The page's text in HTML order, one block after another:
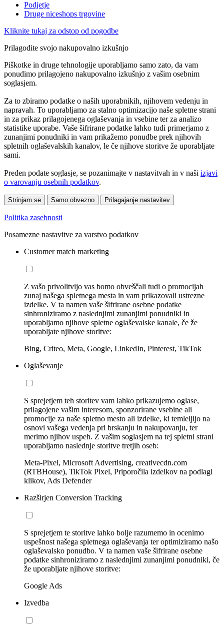
Podjetje
Druge niceshops trgovine
Kliknite tukaj za odstop od pogodbe
Prilagodite svojo nakupovalno izkušnjo
Piškotke in druge tehnologije uporabljamo samo zato, da vam
ponudimo prilagojeno nakupovalno izkušnjo z vašim osebnim
soglasjem.
Za to zbiramo podatke o naših uporabnikih, njihovem vedenju in
napravah. To uporabljamo za stalno optimizacijo naše spletne strani
in za prikaz prilagojenega oglaševanja in vsebine ter za analizo
statistike uporabe. Vaše šifrirane podatke lahko tudi primerjamo z
zunanjimi ponudniki in vam prikažemo ponudbe prek njihovih
spletnih oglaševalskih kanalov, le če njihove storitve že uporabljate
sami.
Preden podate soglasje, se pozanimajte v nastavitvah in v naši izjavi
o varovanju osebnih podatkov.
Strinjam se Samo obvezno Prilagajanje nastavitev
Politika zasebnosti
Posamezne nastavitve za varstvo podatkov
Customer match marketing
Z vašo privolitvijo vas bomo obveščali tudi o promocijah
zunaj našega spletnega mesta in vam prikazovali ustrezne
izdelke. V ta namen vaše šifrirane osebne podatke
sinhroniziramo z naslednjimi zunanjimi ponudniki in
uporabljamo njihove spletne oglaševalske kanale, če že
uporabljate njihove storitve:
Bing, Criteo, Meta, Google, LinkedIn, Pinterest, TikTok
Oglaševanje
S sprejetjem teh storitev vam lahko prikazujemo oglase,
prilagojene vašim interesom, sponzorirane vsebine ali
promocije za naše spletno mesto ali izdelke, ki temleljijo na
osnovi vašega vedenja pri brskanju in nakupovanju, ter
merimo njihov uspeh. Z vašim soglasjem na tej spletni strani
uporabljamo naslednje storitve tretjih oseb:
Meta-Pixel, Microsoft Advertising, creativecdn.com
(RTBHouse), TikTok Pixel, Priporočila izdelkov na podlagi
klikov, Ads Defender
Razširjen Conversion Tracking
S sprejetjem te storitve lahko bolje razumemo in ocenimo
uspešnost našega spletnega oglaševanja ter optimiziramo našo
oglaševalsko ponudbo. V ta namen vaše šifrirane osebne
podatke sinhroniziramo z naslednjimi zunanjimi ponudniki, če
že uporabljate njihove storitve:
Google Ads
Izvedba